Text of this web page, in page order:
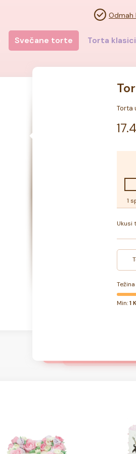
Odmah
Svečane torte Torta klasici
Torta
1
Ukusi
Min:1